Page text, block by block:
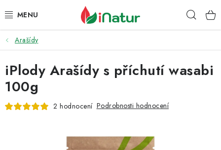
na
POTRAVINY
OŘECHY A SUŠENÉ PLODY
SNACKY
EKO DROGERIE A KOSMETIKA
Arašídy
iPlody Arašídy s příchutí wasabi
100g
2 hodnocení Podrobnosti hodnocení